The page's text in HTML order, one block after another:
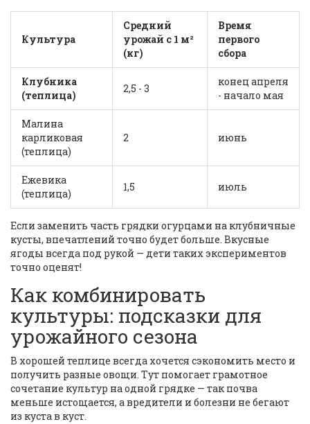
Культура
Средний
урожай с 1 м²
(кг)
Время
первого
сбора
Клубника
(теплица)
2,5 - 3
конец апреля
- начало мая
Малина
карликовая
(теплица)
2 июнь
Ежевика
(теплица)
1,5 июль
Если заменить часть грядки огурцами на клубничные
кусты, впечатлений точно будет больше. Вкусные
ягоды всегда под рукой — дети таких экспериментов
точно оценят!
Как комбинировать
культуры: подсказки для
урожайного сезона
В хорошей теплице всегда хочется сэкономить место и
получить разные овощи. Тут помогает грамотное
сочетание культур на одной грядке — так почва
меньше истощается, а вредители и болезни не бегают
из куста в куст.